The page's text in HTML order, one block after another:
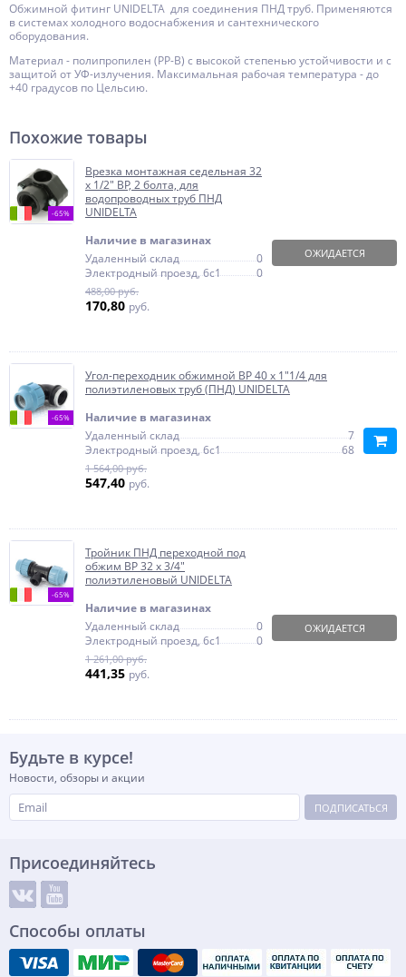
Обжимной фитинг UNIDELTA для соединения ПНД труб. Применяются
в системах холодного водоснабжения и сантехнического
оборудования.
Материал - полипропилен (PP-B) с высокой степенью устойчивости и с
защитой от УФ-излучения. Максимальная рабочая температура - до
+40 градусов по Цельсию.
Похожие товары
-65%
Врезка монтажная седельная 32
x 1/2" ВР, 2 болта, для
водопроводных труб ПНД
UNIDELTA
Наличие в магазинах
Удаленный склад
0
Электродный проезд, 6с1
0
488,00 руб.
170,80 руб.
ОЖИДАЕТСЯ
-65%
Угол-переходник обжимной ВР 40 x 1"1/4 для
полиэтиленовых труб (ПНД) UNIDELTA
Наличие в магазинах
Удаленный склад
7
Электродный проезд, 6с1
68
1 564,00 руб.
547,40 руб.
-65%
Тройник ПНД переходной под
обжим ВР 32 x 3/4"
полиэтиленовый UNIDELTA
Наличие в магазинах
Удаленный склад
0
Электродный проезд, 6с1
0
1 261,00 руб.
441,35 руб.
ОЖИДАЕТСЯ
Будьте в курсе!
Новости, обзоры и акции
ПОДПИСАТЬСЯ
Присоединяйтесь
Способы оплаты